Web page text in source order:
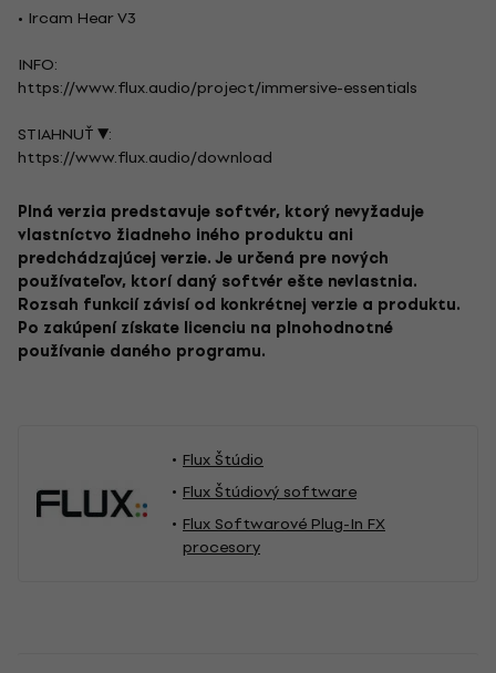
• Ircam Hear V3
INFO:
https://www.flux.audio/project/immersive-essentials
STIAHNUŤ ▼:
https://www.flux.audio/download
Plná verzia predstavuje softvér, ktorý nevyžaduje
vlastníctvo žiadneho iného produktu ani
predchádzajúcej verzie. Je určená pre nových
používateľov, ktorí daný softvér ešte nevlastnia.
Rozsah funkcií závisí od konkrétnej verzie a produktu.
Po zakúpení získate licenciu na plnohodnotné
používanie daného programu.
Flux Štúdio
Flux Štúdiový software
Flux Softwarové Plug-In FX
procesory